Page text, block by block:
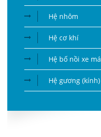
Hệ nhôm
Hệ cơ khí
Hệ bố nồi xe
Hệ gương